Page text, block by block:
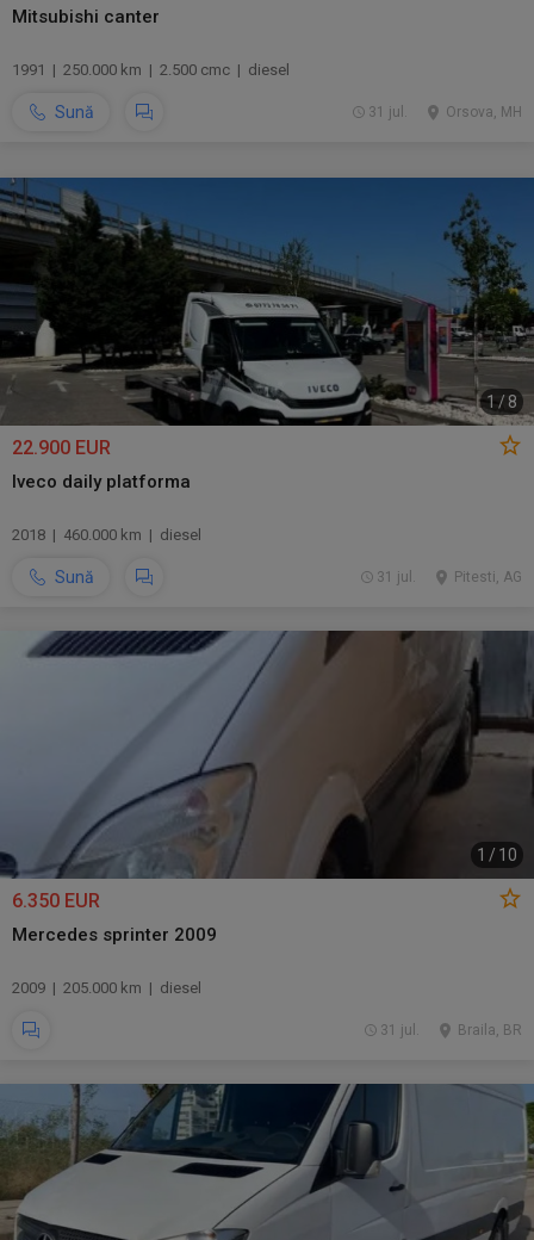
Mitsubishi canter
1991 | 250.000 km | 2.500 cmc | diesel
Sună Orsova, MH
31 jul.
1/ 8
22.900 EUR
Iveco daily platforma
2018 | 460.000 km | diesel
Sună Pitesti, AG
31 jul.
1 / 10
6.350 EUR
Mercedes sprinter 2009
2009 | 205.000 km | diesel
Braila, BR
31 jul.